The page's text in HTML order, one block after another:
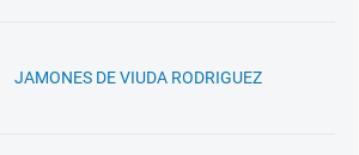
JAMONES DE VIUDA RODRIGUEZ